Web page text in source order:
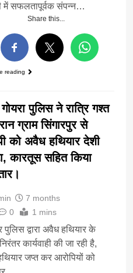
में सफलतापूर्वक संपन्न…
Share this...
reading
गोयरा पुलिस ने रात्रि गश्त
ग्राम सिंगारपुर से
को अवैध हथियार देशी
कारतूस सहित किया
7 months
0 1 mins
पुलिस द्वारा अवैध हथियार के
कार्यवाही की जा रही है,
जप्त कर आरोपियों को